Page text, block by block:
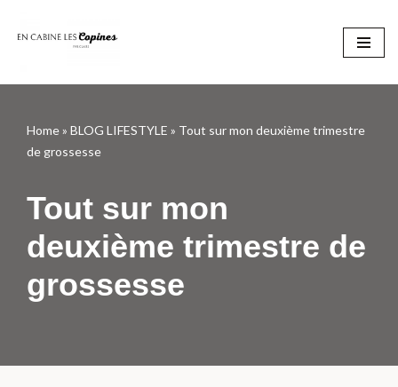
Home» BLOG LIFESTYLE » Tout sur mon deuxième trimestre
de grossesse
Tout sur mon
deuxième trimestre de
grossesse